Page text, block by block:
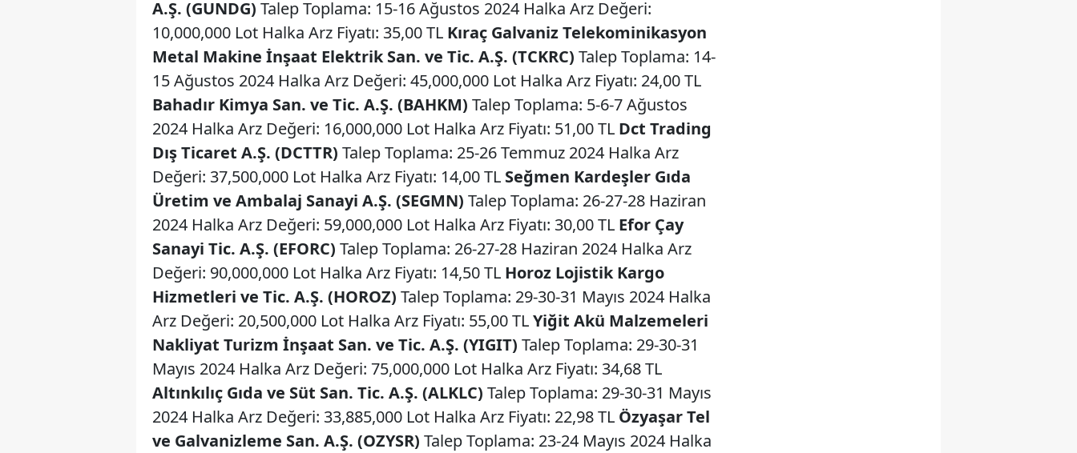
A.Ş. (GUNDG) Talep Toplama: 15-16 Ağustos 2024 Halka Arz Değeri:
10,000,000 Lot Halka Arz Fiyatı: 35,00 TL Kıraç Galvaniz Telekominikasyon
Metal Makine İnşaat Elektrik San. ve Tic. A.Ş. (TCKRC) Talep Toplama: 14-
15 Ağustos 2024 Halka Arz Değeri: 45,000,000 Lot Halka Arz Fiyatı: 24,00 TL
Bahadır Kimya San. ve Tic. A.Ş. (BAHKM) Talep Toplama: 5-6-7 Ağustos
2024 Halka Arz Değeri: 16,000,000 Lot Halka Arz Fiyatı: 51,00 TL Dct Trading
Dış Ticaret A.Ş. (DCTTR) Talep Toplama: 25-26 Temmuz 2024 Halka Arz
Değeri: 37,500,000 Lot Halka Arz Fiyatı: 14,00 TL Seğmen Kardeşler Gıda
Üretim ve Ambalaj Sanayi A.Ş. (SEGMN) Talep Toplama: 26-27-28 Haziran
2024 Halka Arz Değeri: 59,000,000 Lot Halka Arz Fiyatı: 30,00 TL Efor Çay
Sanayi Tic. A.Ş. (EFORC) Talep Toplama: 26-27-28 Haziran 2024 Halka Arz
Değeri: 90,000,000 Lot Halka Arz Fiyatı: 14,50 TL Horoz Lojistik Kargo
Hizmetleri ve Tic. A.Ş. (HOROZ) Talep Toplama: 29-30-31 Mayıs 2024 Halka
Arz Değeri: 20,500,000 Lot Halka Arz Fiyatı: 55,00 TLYiğit Akü Malzemeleri
Nakliyat Turizm İnşaat San. ve Tic. A.Ş. (YIGIT) Talep Toplama: 29-30-31
Mayıs 2024 Halka Arz Değeri: 75,000,000 Lot Halka Arz Fiyatı: 34,68 TL
Altınkılıç Gıda ve Süt San. Tic. A.Ş. (ALKLC) Talep Toplama: 29-30-31 Mayıs
2024 Halka Arz Değeri: 33,885,000 Lot Halka Arz Fiyatı: 22,98 TL Özyaşar Tel
ve Galvanizleme San. A.Ş. (OZYSR) Talep Toplama: 23-24 Mayıs 2024 Halka